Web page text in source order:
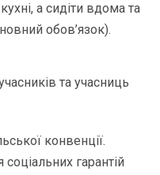
а сидіти вдома та
обов’язок).
та учасниць
конвенції.
гарантій